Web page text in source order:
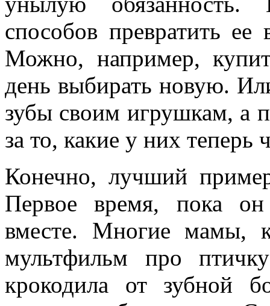
способов превратить
Можно, например,
день выбирать новую.
зубы своим игрушкам, а
за то, какие у них теперь
Конечно, лучший
Первое время, пока он
вместе. Многие мамы,
мультфильм про
крокодила от зубной